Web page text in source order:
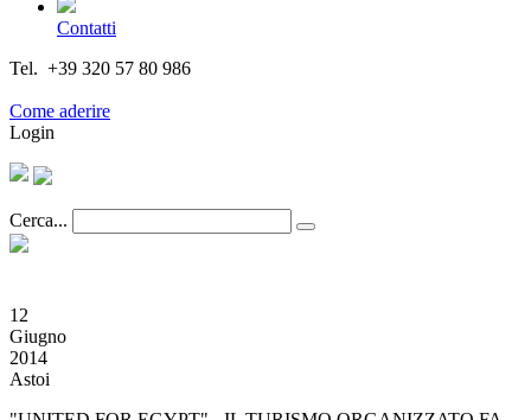
Contatti
Tel. +39 320 57 80 986
Come aderire
Login
Cerca...
12
Giugno
2014
Astoi